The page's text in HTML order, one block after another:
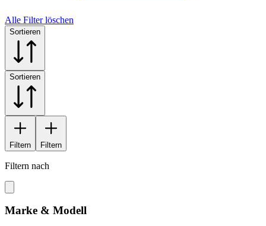
Alle Filter löschen
Sortieren
Sortieren
Filtern Filtern
Filtern nach
Marke & Modell